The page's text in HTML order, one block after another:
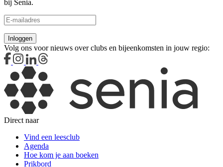
bij Senia.
Inloggen
Volg ons voor nieuws over clubs en bijeenkomsten in jouw regio:
Direct naar
Vind een leesclub
Agenda
Hoe kom je aan boeken
Prikbord